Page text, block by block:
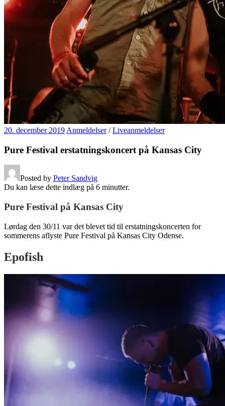
20. december 2019 Anmeldelser/Liveanmeldelser
Pure Festival erstatningskoncert på Kansas City
Posted by Peter Sandvig
Du kan læse dette indlæg på 6 minutter.
Pure Festival på Kansas City
Lørdag den 30/11 var det blevet tid til erstatningskoncerten for
sommerens aflyste Pure Festival på Kansas City Odense.
Epofish